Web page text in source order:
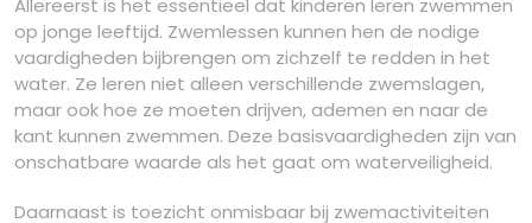
Allereerst is het essentieel dat kinderen leren zwemmen
op jonge leeftijd. Zwemlessen kunnen hen de nodige
vaardigheden bijbrengen om zichzelf te redden in het
water. Ze leren niet alleen verschillende zwemslagen,
maar ook hoe ze moeten drijven, ademen en naar de
kant kunnen zwemmen. Deze basisvaardigheden zijn van
onschatbare waarde als het gaat om waterveiligheid.
Daarnaast is toezicht onmisbaar bij zwemactiviteiten